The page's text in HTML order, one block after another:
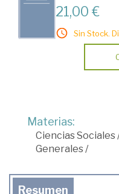
21,00 €
Sin Stock.
Materias:
Ciencias Sociales
Generales/
Resumen